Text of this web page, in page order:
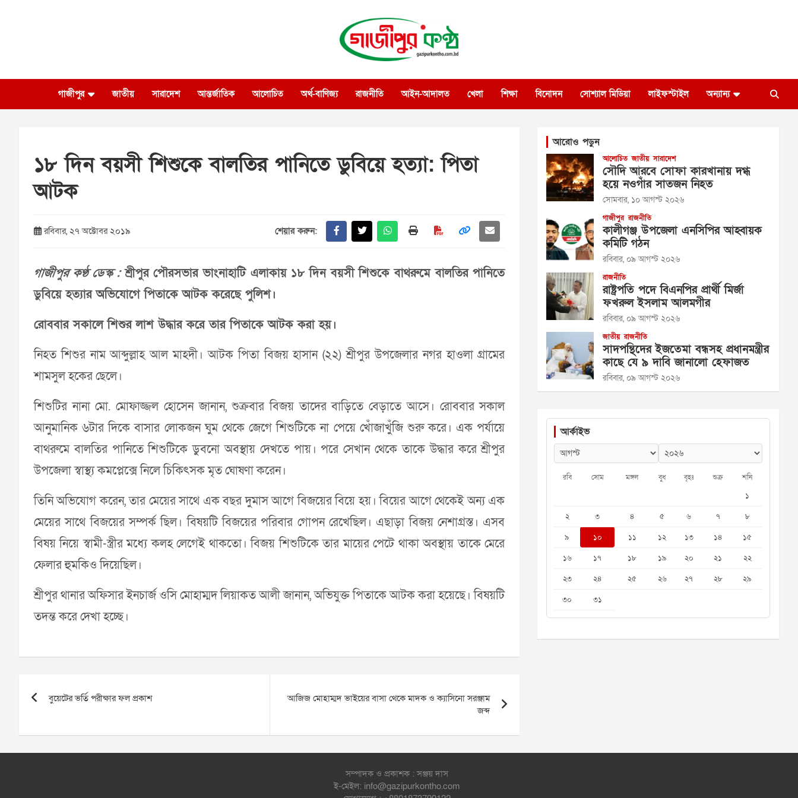
গাজীপুর কণ্ঠ
গাজীপুর জাতীয় সারাদেশ আন্তর্জাতিক আলোচিত অর্থ-বাণিজ্য রাজনীতি আইন-আদালত খেলা শিক্ষা বিনোদন সোশ্যাল মিডিয়া লাইফস্টাইল অন্যান্য
১৮ দিন বয়সী শিশুকে বালতির পানিতে ডুবিয়ে হত্যা: পিতা
আটক
রবিবার, ২৭ অক্টোবর ২০১৯ শেয়ার করুন:
গাজীপুর কণ্ঠ ডেস্ক :শ্রীপুর পৌরসভার ভাংনাহাটি এলাকায় ১৮ দিন বয়সী শিশুকে বাথরুমে বালতির পানিতে
ডুবিয়ে হত্যার অভিযোগে পিতাকে আটক করেছে পুলিশ।
রোববার সকালে শিশুর লাশ উদ্ধার করে তার পিতাকে আটক করা হয়।
নিহত শিশুর নাম আব্দুল্লাহ আল মাহদী। আটক পিতা বিজয় হাসান (২২) শ্রীপুর উপজেলার নগর হাওলা গ্রামের
শামসুল হকের ছেলে।
শিশুটির নানা মো. মোফাজ্জল হোসেন জানান, শুক্রবার বিজয় তাদের বাড়িতে বেড়াতে আসে। রোববার সকাল
আনুমানিক ৬টার দিকে বাসার লোকজন ঘুম থেকে জেগে শিশুটিকে না পেয়ে খোঁজাখুঁজি শুরু করে। এক পর্যায়ে
বাথরুমে বালতির পানিতে শিশুটিকে ডুবনো অবস্থায় দেখতে পায়। পরে সেখান থেকে তাকে উদ্ধার করে শ্রীপুর
উপজেলা স্বাস্থ্য কমপ্লেক্সে নিলে চিকিৎসক মৃত ঘোষণা করেন।
তিনি অভিযোগ করেন, তার মেয়ের সাথে এক বছর দুমাস আগে বিজয়ের বিয়ে হয়। বিয়ের আগে থেকেই অন্য এক
মেয়ের সাথে বিজয়ের সম্পর্ক ছিল। বিষয়টি বিজয়ের পরিবার গোপন রেখেছিল। এছাড়া বিজয় নেশাগ্রস্ত। এসব
বিষয় নিয়ে স্বামী-স্ত্রীর মধ্যে কলহ লেগেই থাকতো। বিজয় শিশুটিকে তার মায়ের পেটে থাকা অবস্থায় তাকে মেরে
ফেলার হুমকিও দিয়েছিল।
শ্রীপুর থানার অফিসার ইনচার্জ ওসি মোহাম্মদ লিয়াকত আলী জানান, অভিযুক্ত পিতাকে আটক করা হয়েছে। বিষয়টি
তদন্ত করে দেখা হচ্ছে।
navigation
বুয়েটের ভর্তি পরীক্ষার ফল প্রকাশ
আজিজ মোহাম্মদ ভাইয়ের বাসা থেকে মাদক ও ক্যাসিনো সরঞ্জাম
জব্দ
আরোও পড়ুন
আলোচিত জাতীয় সারাদেশ
সৌদি আরবে সোফা কারখানায় দগ্ধ
হয়ে নওগাঁর সাতজন নিহত
সোমবার, ১০ আগস্ট ২০২৬
গাজীপুর রাজনীতি
কালীগঞ্জ উপজেলা এনসিপির আহ্বায়ক
কমিটি গঠন
রবিবার, ০৯ আগস্ট ২০২৬
রাজনীতি
রাষ্ট্রপতি পদে বিএনপির প্রার্থী মির্জা
ফখরুল ইসলাম আলমগীর
রবিবার, ০৯ আগস্ট ২০২৬
জাতীয় রাজনীতি
সাদপন্থিদের ইজতেমা বন্ধসহ প্রধানমন্ত্রীর
কাছে যে ৯ দাবি জানালো হেফাজত
রবিবার, ০৯ আগস্ট ২০২৬
আর্কাইভ
রবি সোম মঙ্গল বুধ বৃহঃ শুক্র শনি
১
২
৩ ৪ ৫ ৬ ৭
৮
৯
১০ ১১ ১২ ১৩ ১৪
১৫
১৬
১৭ ১৮ ১৯ ২০ ২১
২২
২৩
২৪ ২৫ ২৬ ২৭ ২৮
২৯
৩০
৩১
সম্পাদক ও প্রকাশক : সঞ্জয় দাস
ই-মেইল: info@gazipurkontho.com